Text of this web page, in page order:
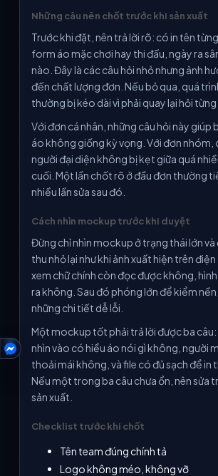
Những câu nên chốt trước khi sản xuất
Trước khi đặt, nên trả lời rõ: có in tên
form áo mặc chơi hay thi đấu, ngày ra
nào. Đây là các câu hỏi nhỏ nhưng ảnh
đến chất lượng đơn. Nếu bỏ qua, quá
thường bị kéo dài vì phải quay lại hỏi từng
Với đơn cá nhân, những câu hỏi này giúp
áo không giống kỳ vọng. Với đơn nhóm,
người đại diện không bị kẹt giữa quá
cuối. Một lần chốt rõ ở đầu đơn thường
nhiều lần sửa sau đó.
Cách nhìn mockup trước khi duyệt
Đừng chỉ nhìn mockup ở trạng thái lớn và
thu nhỏ lại như khi ảnh xuất hiện trên
xem chữ chính còn đọc được không,
ra không. Sau đó phóng lớn để kiểm
những chi tiết dễ lỗi.
Một mockup tốt phải trả lời được ba
nhìn vào có hiểu áo nói gì không, người
thoải mái không, và file có đủ sạch để in
Nếu một trong ba câu chưa ổn, nên sửa
sản xuất.
Checklist trước khi chốt
Tên team đúng chính tả
Logo không méo, không vỡ
HỖ TRỢ